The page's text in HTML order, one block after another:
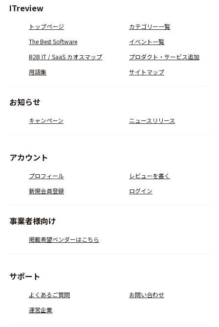
ITreview
トップページ
カテゴリー一覧
The Best Software
イベント一覧
B2B IT / SaaS カオスマップ
プロダクト・サービス追加
用語集
サイトマップ
お知らせ
キャンペーン ニュースリリース
アカウント
プロフィール
レビューを書く
新規会員登録
ログイン
事業者様向け
掲載希望ベンダーはこちら
サポート
よくあるご質問
お問い合わせ
運営企業